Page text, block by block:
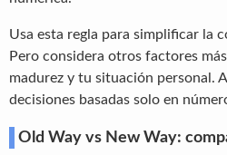
Usa esta regla para simplificar la
Pero considera otros factores
madurez y tu situación personal.
decisiones basadas solo en
Old Way vs New Way: